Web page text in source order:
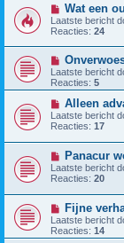
Wat een
Laatste bericht
Reacties: 24
Laatste bericht
Reacties: 5
Alleen
Laatste bericht
Reacties: 17
Panacur
Laatste bericht
Reacties: 20
Fijne
Laatste bericht
Reacties: 14